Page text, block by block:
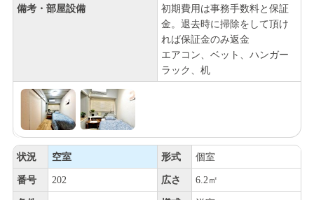
備考・部屋設備
初期費用は事務手数料と保証
金。退去時に掃除をして頂け
れば保証金のみ返金
エアコン、ベット、ハンガー
ラック、机
状況 空室 形式 個室
番号 202 広さ 6.2㎡